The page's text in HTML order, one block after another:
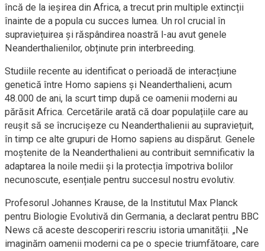
încă de la ieșirea din Africa, a trecut prin multiple extincții
înainte de a popula cu succes lumea. Un rol crucial în
supraviețuirea și răspândirea noastră l-au avut genele
Neanderthalienilor, obținute prin interbreeding.
Studiile recente au identificat o perioadă de interacțiune
genetică între Homo sapiens și Neanderthalieni, acum
48.000 de ani, la scurt timp după ce oamenii moderni au
părăsit Africa. Cercetările arată că doar populațiile care au
reușit să se încrucișeze cu Neanderthalienii au supraviețuit,
în timp ce alte grupuri de Homo sapiens au dispărut. Genele
moștenite de la Neanderthalieni au contribuit semnificativ la
adaptarea la noile medii și la protecția împotriva bolilor
necunoscute, esențiale pentru succesul nostru evolutiv.
Profesorul Johannes Krause, de la Institutul Max Planck
pentru Biologie Evolutivă din Germania, a declarat pentru BBC
News că aceste descoperiri rescriu istoria umanității. „Ne
imaginăm oamenii moderni ca pe o specie triumfătoare, care